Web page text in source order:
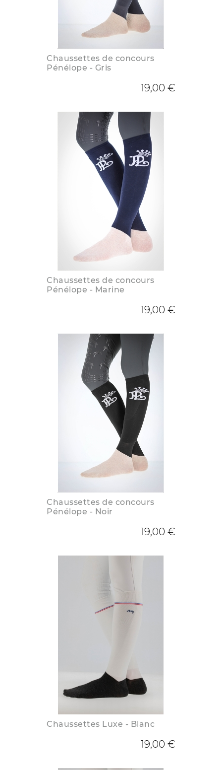
Chaussettes de concours
Pénélope - Gris
19,00 €
Chaussettes de concours
Pénélope - Marine
19,00 €
Chaussettes de concours
Pénélope - Noir
19,00 €
Chaussettes Luxe - Blanc
19,00 €